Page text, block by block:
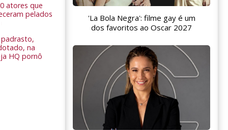
atores que
pelados
na
HQ pornô
'La Bola Negra': filme gay é um
dos favoritos ao Oscar 2027